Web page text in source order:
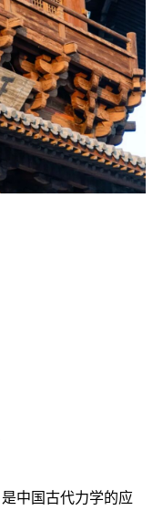
中国古代力学的应